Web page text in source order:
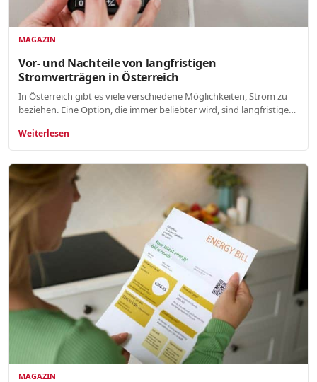
MAGAZIN
Vor- und Nachteile von langfristigen
Stromverträgen in Österreich
In Österreich gibt es viele verschiedene Möglichkeiten, Strom zu
beziehen. Eine Option, die immer beliebter wird, sind langfristige…
Weiterlesen
MAGAZIN